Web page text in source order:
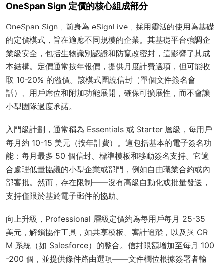
OneSpan Sign 定價的核心組成部分
OneSpan Sign，前身為 eSignLive，採用靈活的使用為基礎
的定價模式，旨在適應不同規模的企業。其基礎平台強調企
業級安全，包括生物識別認證和防竄改密封，這影響了其成
本結構。定價通常按年報價，提供月度計費選項，但可能收
取 10-20% 的溢價。該模式圍繞信封（單個文件簽名會
話）、用戶席位和附加功能展開，確保可擴展性，而不會讓
小型團隊過度承諾。
入門級計劃，通常稱為 Essentials 或 Starter 層級，每用戶
每月約 10-15 美元（按年計費）。這包括基本的電子簽名功
能：每月最多 50 個信封、標準模板和移動簽名支持。它適
合處理低量協議的小型企業或部門，例如自由職業合約或內
部審批。然而，存在限制——沒有高級自動化或批量發送，
支持僅限於基於電子郵件的協助。
向上升級，Professional 層級定價約為每用戶每月 25-35
美元，解鎖協作工具，如共享模板、審計追蹤，以及與 CR
M 系統（如 Salesforce）的整合。信封限額增加至每月 100
-200 個，並提供條件路由選項——文件欄位根據簽署者輸